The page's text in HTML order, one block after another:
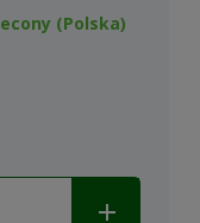
(Polska)